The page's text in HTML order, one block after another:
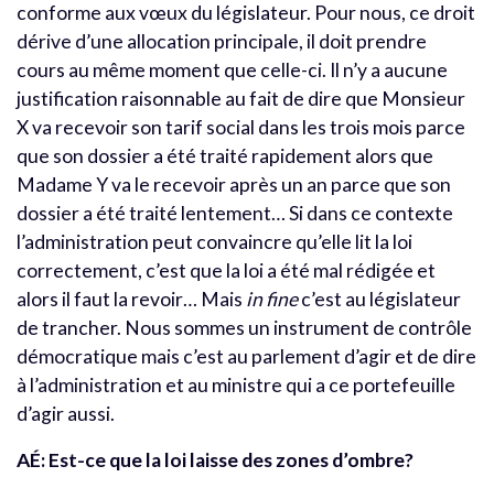
conforme aux vœux du législateur. Pour nous, ce droit
dérive d’une allocation principale, il doit prendre
cours au même moment que celle-ci. Il n’y a aucune
justification raisonnable au fait de dire que Monsieur
X va recevoir son tarif social dans les trois mois parce
que son dossier a été traité rapidement alors que
Madame Y va le recevoir après un an parce que son
dossier a été traité lentement… Si dans ce contexte
l’administration peut convaincre qu’elle lit la loi
correctement, c’est que la loi a été mal rédigée et
alors il faut la revoir… Mais in finec’est au législateur
de trancher. Nous sommes un instrument de contrôle
démocratique mais c’est au parlement d’agir et de dire
à l’administration et au ministre qui a ce portefeuille
d’agir aussi.
AÉ: Est-ce que la loi laisse des zones d’ombre?